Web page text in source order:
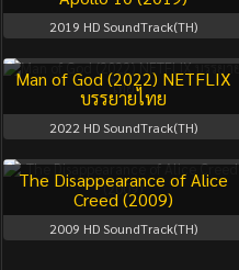
2019 HD SoundTrack(TH)
Man of God (2022) NETFLIX
บรรยายไทย
2022 HD SoundTrack(TH)
The Disappearance of Alice
Creed (2009)
2009 HD SoundTrack(TH)